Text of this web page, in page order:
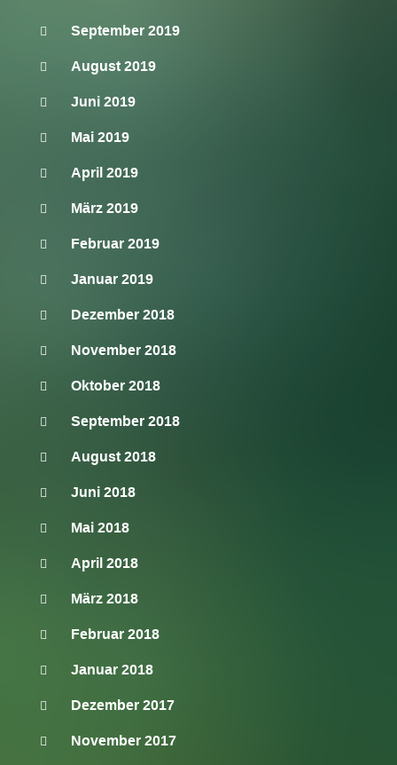
September 2019
August 2019
Juni 2019
Mai 2019
April 2019
März 2019
Februar 2019
Januar 2019
Dezember 2018
November 2018
Oktober 2018
September 2018
August 2018
Juni 2018
Mai 2018
April 2018
März 2018
Februar 2018
Januar 2018
Dezember 2017
November 2017